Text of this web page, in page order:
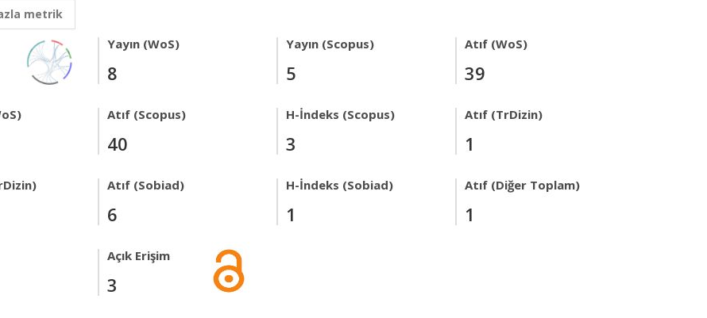
metrik
Yayın (WoS)
8
Yayın (Scopus)
5
Atıf (WoS)
39
Atıf (Scopus)
40
H-İndeks (Scopus)
3
Atıf (TrDizin)
1
Atıf (Sobiad)
6
H-İndeks (Sobiad)
1
Atıf (Diğer Toplam)
1
Açık Erişim
3